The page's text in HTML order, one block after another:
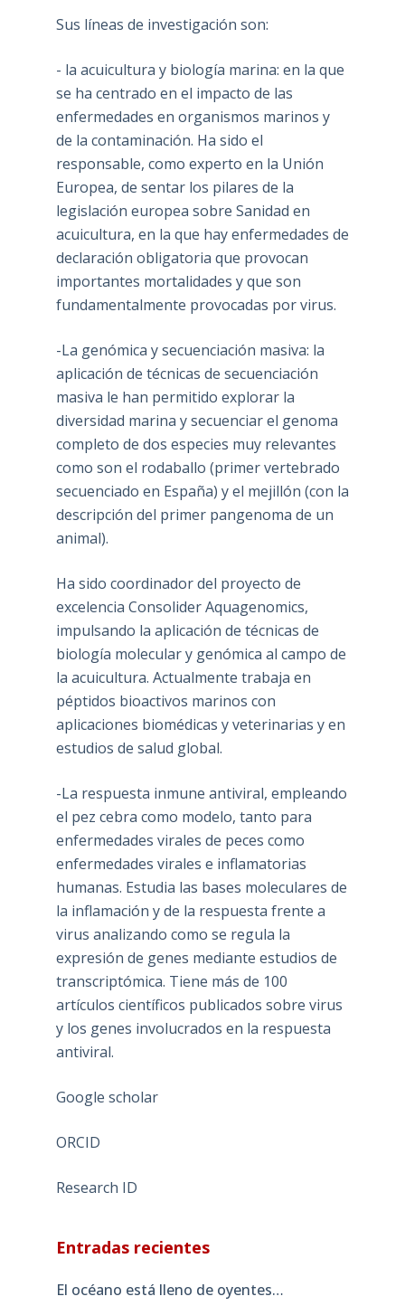
Sus líneas de investigación son:
- la acuicultura y biología marina: en la que
se ha centrado en el impacto de las
enfermedades en organismos marinos y
de la contaminación. Ha sido el
responsable, como experto en la Unión
Europea, de sentar los pilares de la
legislación europea sobre Sanidad en
acuicultura, en la que hay enfermedades de
declaración obligatoria que provocan
importantes mortalidades y que son
fundamentalmente provocadas por virus.
-La genómica y secuenciación masiva: la
aplicación de técnicas de secuenciación
masiva le han permitido explorar la
diversidad marina y secuenciar el genoma
completo de dos especies muy relevantes
como son el rodaballo (primer vertebrado
secuenciado en España) y el mejillón (con la
descripción del primer pangenoma de un
animal).
Ha sido coordinador del proyecto de
excelencia Consolider Aquagenomics,
impulsando la aplicación de técnicas de
biología molecular y genómica al campo de
la acuicultura. Actualmente trabaja en
péptidos bioactivos marinos con
aplicaciones biomédicas y veterinarias y en
estudios de salud global.
-La respuesta inmune antiviral, empleando
el pez cebra como modelo, tanto para
enfermedades virales de peces como
enfermedades virales e inflamatorias
humanas. Estudia las bases moleculares de
la inflamación y de la respuesta frente a
virus analizando como se regula la
expresión de genes mediante estudios de
transcriptómica. Tiene más de 100
artículos científicos publicados sobre virus
y los genes involucrados en la respuesta
antiviral.
Google scholar
ORCID
Research ID
Entradas recientes
El océano está lleno de oyentes…